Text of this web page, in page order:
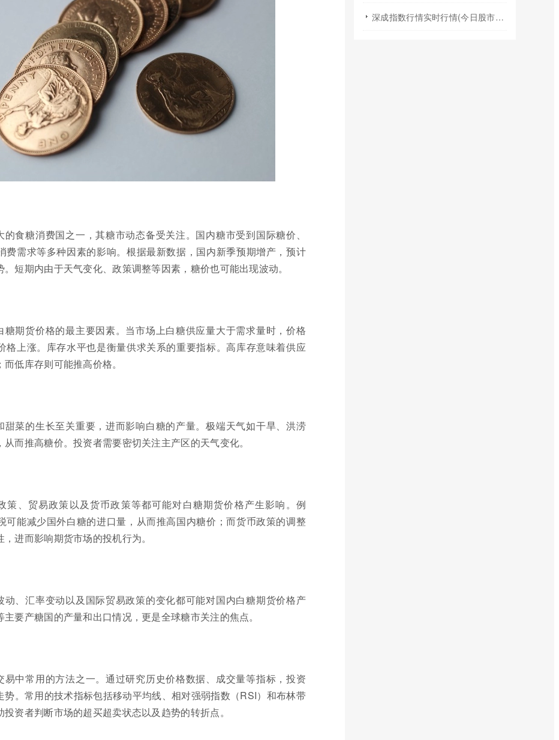
的食糖消费国之一，其糖市动态备受关注。国内糖市受到国际糖价、
费需求等多种因素的影响。根据最新数据，国内新季预期增产，预计
短期内由于天气变化、政策调整等因素，糖价也可能出现波动。
糖期货价格的最主要因素。当市场上白糖供应量大于需求量时，价格
格上涨。库存水平也是衡量供求关系的重要指标。高库存意味着供应
低库存则可能推高价格。
甜菜的生长至关重要，进而影响白糖的产量。极端天气如干旱、洪涝
而推高糖价。投资者需要密切关注主产区的天气变化。
策、贸易政策以及货币政策等都可能对白糖期货价格产生影响。例
可能减少国外白糖的进口量，从而推高国内糖价；而货币政策的调整
进而影响期货市场的投机行为。
动、汇率变动以及国际贸易政策的变化都可能对国内白糖期货价格产
要产糖国的产量和出口情况，更是全球糖市关注的焦点。
易中常用的方法之一。通过研究历史价格数据、成交量等指标，投资
势。常用的技术指标包括移动平均线、相对强弱指数（RSI）和布林带
资者判断市场的超买超卖状态以及趋势的转折点。
深成指数行情实时行情(今日股市行情大盘指数实时行情)